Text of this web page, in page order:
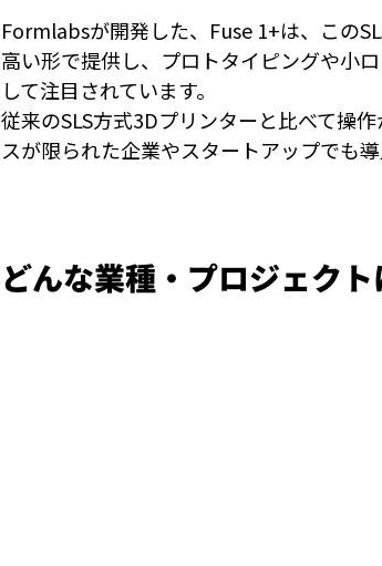
Formlabsが開発した、Fuse 1+は、この
高い形で提供し、プロトタイピングや小
して注目されています。
従来のSLS方式3Dプリンターと比べて操
スが限られた企業やスタートアップでも導
どんな業種・プロジェク